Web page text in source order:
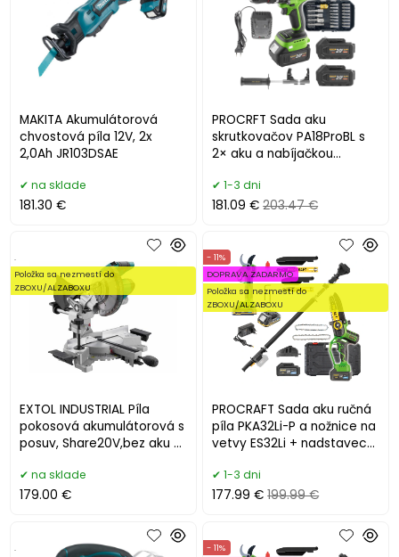
MAKITA Akumulátorová
chvostová píla 12V, 2x
2,0Ah JR103DSAE
na sklade
181.30 €
PROCRFT Sada aku
skrutkovačov PA18ProBL s
2× aku a nabíjačkou
1-3 dni
181.09 € 203.47 €
EXTOL INDUSTRIAL Píla
pokosová akumulátorová s
posuv, Share20V,bez aku a
.
Položka sa nezmestí do
ZBOXU/ALZABOXU
na sklade
179.00 €
PROCRAFT Sada aku ručná
píla PKA32Li-P a nožnice na
vetvy ES32Li + nadstavec
- 11%
DOPRAVA ZADARMO
Položka sa nezmestí do
ZBOXU/ALZABOXU
1-3 dni
177.99 € 199.99 €
.
- 11%